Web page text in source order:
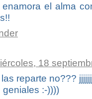
el alma
18
reparte no???
geniales :-))))